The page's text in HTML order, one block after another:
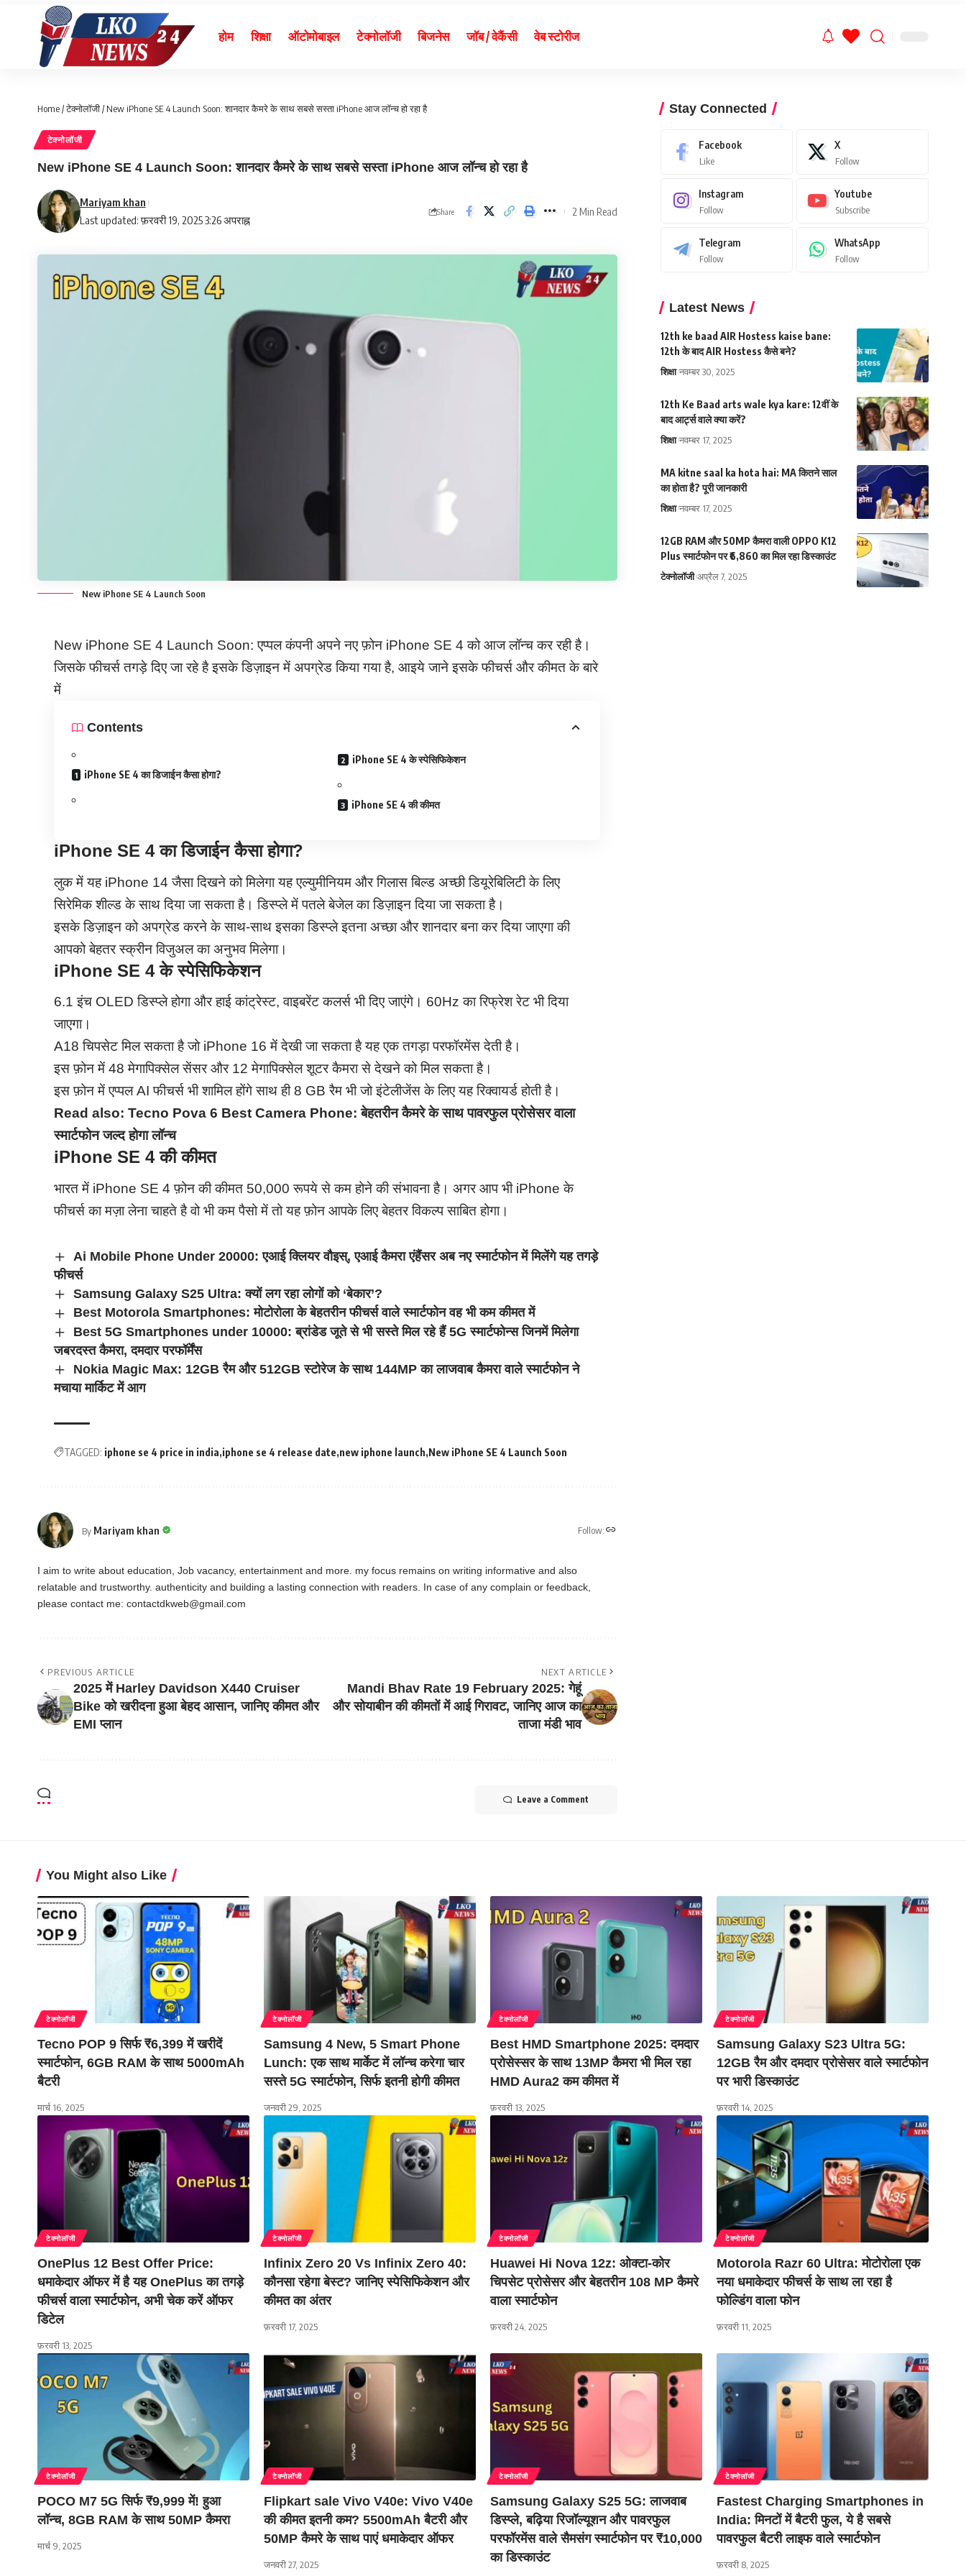
होम शिक्षा ऑटोमोबाइल टेक्नोलॉजी बिजनेस जॉब / वेकैंसी वेब स्टोरीज
Home/टेक्नोलॉजी/New iPhone SE 4 Launch Soon: शानदार कैमरे के साथ सबसे सस्ता iPhone आज लॉन्च हो रहा है
टेक्नोलॉजी
New iPhone SE 4 Launch Soon: शानदार कैमरे के साथ सबसे सस्ता iPhone आज लॉन्च हो रहा है
Last updated: फ़रवरी 19, 2025 3:26 अपराह्न
Mariyam khan
Share 2 Min Read
New iPhone SE 4 Launch Soon
New iPhone SE 4 Launch Soon: एप्पल कंपनी अपने नए फ़ोन iPhone SE 4 को आज लॉन्च कर रही है।
जिसके फीचर्स तगड़े दिए जा रहे है इसके डिज़ाइन में अपग्रेड किया गया है, आइये जाने इसके फीचर्स और कीमत के बारे
में
Contents
iPhone SE 4 का डिजाईन कैसा होगा?
iPhone SE 4 के स्पेसिफिकेशन
iPhone SE 4 की कीमत
iPhone SE 4 का डिजाईन कैसा होगा?
लुक में यह iPhone 14 जैसा दिखने को मिलेगा यह एल्युमीनियम और गिलास बिल्ड अच्छी डियूरेबिलिटी के लिए
सिरेमिक शील्ड के साथ दिया जा सकता है। डिस्प्ले में पतले बेजेल का डिज़ाइन दिया जा सकता है।
इसके डिज़ाइन को अपग्रेड करने के साथ-साथ इसका डिस्प्ले इतना अच्छा और शानदार बना कर दिया जाएगा की
आपको बेहतर स्क्रीन विजुअल का अनुभव मिलेगा।
iPhone SE 4 के स्पेसिफिकेशन
6.1 इंच OLED डिस्प्ले होगा और हाई कांट्रेस्ट, वाइबरेंट कलर्स भी दिए जाएंगे। 60Hz का रिफ्रेश रेट भी दिया
जाएगा।
A18 चिपसेट मिल सकता है जो iPhone 16 में देखी जा सकता है यह एक तगड़ा परफॉरमेंस देती है।
इस फ़ोन में 48 मेगापिक्सेल सेंसर और 12 मेगापिक्सेल शूटर कैमरा से देखने को मिल सकता है।
इस फ़ोन में एप्पल AI फीचर्स भी शामिल होंगे साथ ही 8 GB रैम भी जो इंटेलीजेंस के लिए यह रिक्वायर्ड होती है।
Read also:Tecno Pova 6 Best Camera Phone: बेहतरीन कैमरे के साथ पावरफुल प्रोसेसर वाला
स्मार्टफोन जल्द होगा लॉन्च
iPhone SE 4 की कीमत
भारत में iPhone SE 4 फ़ोन की कीमत 50,000 रूपये से कम होने की संभावना है। अगर आप भी iPhone के
फीचर्स का मज़ा लेना चाहते है वो भी कम पैसो में तो यह फ़ोन आपके लिए बेहतर विकल्प साबित होगा।
Ai Mobile Phone Under 20000: एआई क्लियर वौइस्, एआई कैमरा एंहैंसर अब नए स्मार्टफोन में मिलेंगे यह तगड़े
फीचर्स
Samsung Galaxy S25 Ultra: क्यों लग रहा लोगों को ‘बेकार’?
Best Motorola Smartphones: मोटोरोला के बेहतरीन फीचर्स वाले स्मार्टफोन वह भी कम कीमत में
Best 5G Smartphones under 10000: ब्रांडेड जूते से भी सस्ते मिल रहे हैं 5G स्मार्टफोन्स जिनमें मिलेगा
जबरदस्त कैमरा, दमदार परफॉर्मेंस
Nokia Magic Max: 12GB रैम और 512GB स्टोरेज के साथ 144MP का लाजवाब कैमरा वाले स्मार्टफोन ने
मचाया मार्किट में आग
TAGGED: iphone se 4 price in india iphone se 4 release date new iphone launch New iPhone SE 4 Launch Soon
By Mariyam khan Follow:
I aim to write about education, Job vacancy, entertainment and more. my focus remains on writing informative and also
relatable and trustworthy. authenticity and building a lasting connection with readers. In case of any complain or feedback,
please contact me: contactdkweb@gmail.com
PREVIOUS ARTICLE
2025 में Harley Davidson X440 Cruiser
Bike को खरीदना हुआ बेहद आसान, जानिए कीमत और
EMI प्लान
NEXT ARTICLE
Mandi Bhav Rate 19 February 2025: गेहूं
और सोयाबीन की कीमतों में आई गिरावट, जानिए आज का
ताजा मंडी भाव
Leave a Comment
Stay Connected
Facebook
Like
X
Follow
Instagram
Follow
Youtube
Subscribe
Telegram
Follow
WhatsApp
Follow
Latest News
12th ke baad AIR Hostess kaise bane:
12th के बाद AIR Hostess कैसे बने?
शिक्षा नवम्बर 30, 2025
12th Ke Baad arts wale kya kare: 12वीं के
बाद आर्ट्स वाले क्या करें?
शिक्षा नवम्बर 17, 2025
MA kitne saal ka hota hai: MA कितने साल
का होता है? पूरी जानकारी
शिक्षा नवम्बर 17, 2025
12GB RAM और 50MP कैमरा वाली OPPO K12
Plus स्मार्टफोन पर ₹6,860 का मिल रहा डिस्काउंट
टेक्नोलॉजी अप्रैल 7, 2025
You Might also Like
टेक्नोलॉजी
Tecno POP 9 सिर्फ ₹6,399 में खरीदें
स्मार्टफोन, 6GB RAM के साथ 5000mAh
बैटरी
मार्च 16, 2025
टेक्नोलॉजी
Samsung 4 New, 5 Smart Phone
Lunch: एक साथ मार्केट में लॉन्च करेगा चार
सस्ते 5G स्मार्टफोन, सिर्फ इतनी होगी कीमत
जनवरी 29, 2025
टेक्नोलॉजी
Best HMD Smartphone 2025: दमदार
प्रोसेस्सर के साथ 13MP कैमरा भी मिल रहा
HMD Aura2 कम कीमत में
फ़रवरी 13, 2025
टेक्नोलॉजी
Samsung Galaxy S23 Ultra 5G:
12GB रैम और दमदार प्रोसेसर वाले स्मार्टफोन
पर भारी डिस्काउंट
फ़रवरी 14, 2025
टेक्नोलॉजी
OnePlus 12 Best Offer Price:
धमाकेदार ऑफर में है यह OnePlus का तगड़े
फीचर्स वाला स्मार्टफोन, अभी चेक करें ऑफर
डिटेल
फ़रवरी 13, 2025
टेक्नोलॉजी
Infinix Zero 20 Vs Infinix Zero 40:
कौनसा रहेगा बेस्ट? जानिए स्पेसिफिकेशन और
कीमत का अंतर
फ़रवरी 17, 2025
टेक्नोलॉजी
Huawei Hi Nova 12z: ओक्टा-कोर
चिपसेट प्रोसेसर और बेहतरीन 108 MP कैमरे
वाला स्मार्टफोन
फ़रवरी 24, 2025
टेक्नोलॉजी
Motorola Razr 60 Ultra: मोटोरोला एक
नया धमाकेदार फीचर्स के साथ ला रहा है
फोल्डिंग वाला फोन
फ़रवरी 11, 2025
टेक्नोलॉजी
POCO M7 5G सिर्फ ₹9,999 में! हुआ
लॉन्च, 8GB RAM के साथ 50MP कैमरा
मार्च 9, 2025
टेक्नोलॉजी
Flipkart sale Vivo V40e: Vivo V40e
की कीमत इतनी कम? 5500mAh बैटरी और
50MP कैमरे के साथ पाएं धमाकेदार ऑफर
जनवरी 27, 2025
टेक्नोलॉजी
Samsung Galaxy S25 5G: लाजवाब
डिस्प्ले, बढ़िया रिजॉल्यूशन और पावरफुल
परफॉरमेंस वाले सैमसंग स्मार्टफोन पर ₹10,000
का डिस्काउंट
टेक्नोलॉजी
Fastest Charging Smartphones in
India: मिनटों में बैटरी फुल, ये है सबसे
पावरफुल बैटरी लाइफ वाले स्मार्टफोन
फ़रवरी 8, 2025